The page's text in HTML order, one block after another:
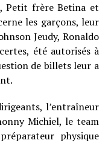
Petit frère Betina et
les garçons, leur
Jeudy, Ronaldo
été autorisés à
de billets leur a
l’entraîneur
Michiel, le team
physique